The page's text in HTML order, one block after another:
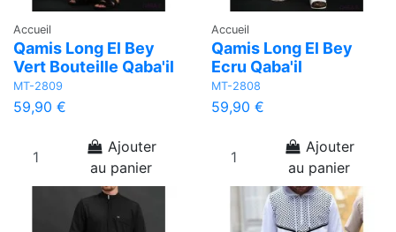
Accueil
Qamis Long El Bey
Vert Bouteille Qaba'il
MT-2809
59,90 €
Ajouter
au panier
Accueil
Qamis Long El Bey
Ecru Qaba'il
MT-2808
59,90 €
Ajouter
au panier